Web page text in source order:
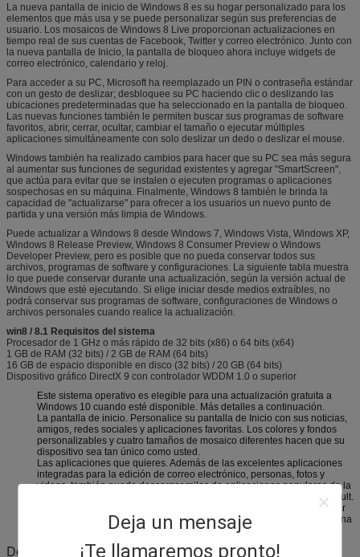
Deja un mensaje
¡Te llamaremos pronto!
La nueva pantalla de inicio de Windows 8 es su hogar personalizado para los
elementos que más usa y se puede personalizar según sus preferencias de
usuario. Los mosaicos de Windows 8 Live proporcionan actualizaciones en
tiempo real de sus cuentas de Facebook, Twitter y correo electrónico. Junto con
la nueva pantalla de Inicio, la pantalla de bloqueo ahora incluye widgets de
correo electrónico, calendario y reloj.
Para acceder a su PC, Microsoft ha reemplazado un PIN o contraseña estándar
con un gesto de deslizar; desbloquee su PC haciendo clic o deslizando las
ubicaciones predeterminadas que ha seleccionado en la pantalla de bloqueo.
Las nuevas funciones también le permiten buscar sus programas de software
favoritos, abrir, cerrar, ocultar, cambiar el tamaño o ejecutar múltiples
aplicaciones simultáneamente con solo deslizar un dedo o deslizar el mouse.
Windows también ha realizado cambios para hacer que su PC sea más segura
al aumentar sus funciones de seguridad existentes y agregar "SmartScreen",
que actúa para evitar que se instalen o ejecuten programas o aplicaciones
sospechosas en su máquina. Finalmente, Windows 8 también le brinda la
capacidad de "actualizarse" para ofrecer a los usuarios un nuevo punto de
partida y una versión más limpia de Windows.
Puede actualizar a Windows 8 desde Windows 7, Windows Vista, Windows XP,
Windows 8 Release Preview, Windows 8 Consumer Preview o Windows
Developer Preview, pero es posible que no pueda conservar todos sus
archivos, programas de software y configuraciones. La siguiente tabla muestra
lo que puede conservar durante una actualización, según la versión actual de
Windows que esté ejecutando. Si elige iniciar desde medios extraíbles, no
podrá conservar sus programas de software, configuraciones de Windows o
archivos personales cuando realice la actualización.
win8 / 8.1 Requisitos del sistema
Procesador de 1 GHz o más rápido de 32 bits (x86) o 64 bits (x64)
1 GB de RAM (32 bits) / 2 GB de RAM (64 bits)
16 GB de espacio disponible en disco (32 bits) / 20 GB (64 bits)
Dispositivo gráfico DirectX 9 con controlador WDDM 1.0 o superior
Este sistema operativo es elegible para una actualización gratuita a
Windows 10 cuando esté disponible. Más detalles a continuación.
La pantalla de inicio. Personalice su pantalla de Inicio con sus noticias,
amigos, redes sociales y aplicaciones favoritas. Los colores y fondos
personalizables y cuatro tamaños de mosaico diferentes hacen que su
dispositivo sea tan único como usted.
Las aplicaciones que quieres.Además de las excelentes aplicaciones
integradas para la edición de correo electrónico, personas, fotos y
videos, también puede descargar miles de aplicaciones populares de la
Tienda Windows, incluidas Netflix, ESPN, Skype y Halo: Spartan Assault.
Windows 8.1 le da el poder de navegar
rápidamente, ver películas, jugar juegos, pulir su currículum y reunir una
presentación increíble, todo en una sola PC.
Descripción del producto